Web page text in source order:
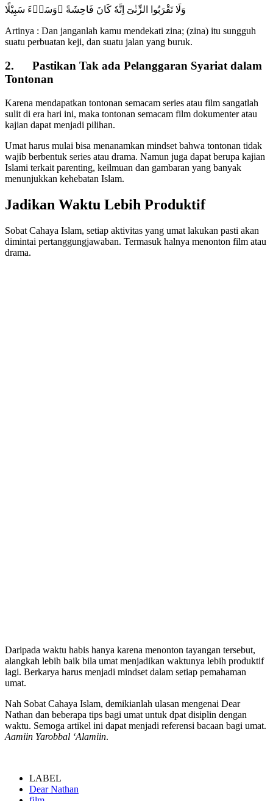
وَلَا تَقْرَبُوا الزِّنٰىٓ اِنَّهٗ كَانَ فَاحِشَةً ۗوَسَاۤءَ سَبِيْلًا
Artinya : Dan janganlah kamu mendekati zina; (zina) itu sungguh
suatu perbuatan keji, dan suatu jalan yang buruk.
2. Pastikan Tak ada Pelanggaran Syariat dalam
Tontonan
Karena mendapatkan tontonan semacam series atau film sangatlah
sulit di era hari ini, maka tontonan semacam film dokumenter atau
kajian dapat menjadi pilihan.
Umat harus mulai bisa menanamkan mindset bahwa tontonan tidak
wajib berbentuk series atau drama. Namun juga dapat berupa kajian
Islami terkait parenting, keilmuan dan gambaran yang banyak
menunjukkan kehebatan Islam.
Jadikan Waktu Lebih Produktif
Sobat Cahaya Islam, setiap aktivitas yang umat lakukan pasti akan
dimintai pertanggungjawaban. Termasuk halnya menonton film atau
drama.
Daripada waktu habis hanya karena menonton tayangan tersebut,
alangkah lebih baik bila umat menjadikan waktunya lebih produktif
lagi. Berkarya harus menjadi mindset dalam setiap pemahaman
umat.
Nah Sobat Cahaya Islam, demikianlah ulasan mengenai Dear
Nathan dan beberapa tips bagi umat untuk dpat disiplin dengan
waktu. Semoga artikel ini dapat menjadi referensi bacaan bagi umat.
Aamiin Yarobbal ‘Alamiin.
LABEL
Dear Nathan